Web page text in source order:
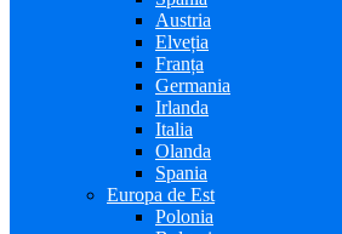
Austria
Elveția
Franța
Germania
Irlanda
Italia
Olanda
Spania
Europa de Est
Polonia